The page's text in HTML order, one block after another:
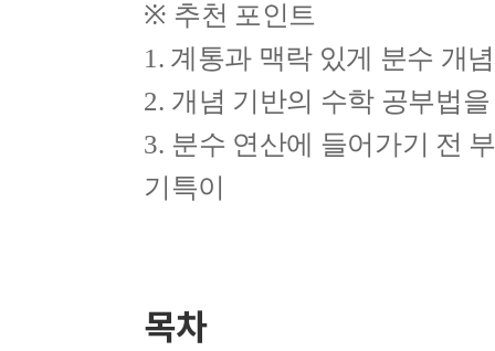
※ 추천 포인트
1. 계통과 맥락 있게 분수 개
2. 개념 기반의 수학 공부법
3. 분수 연산에 들어가기 전
기특이
목차